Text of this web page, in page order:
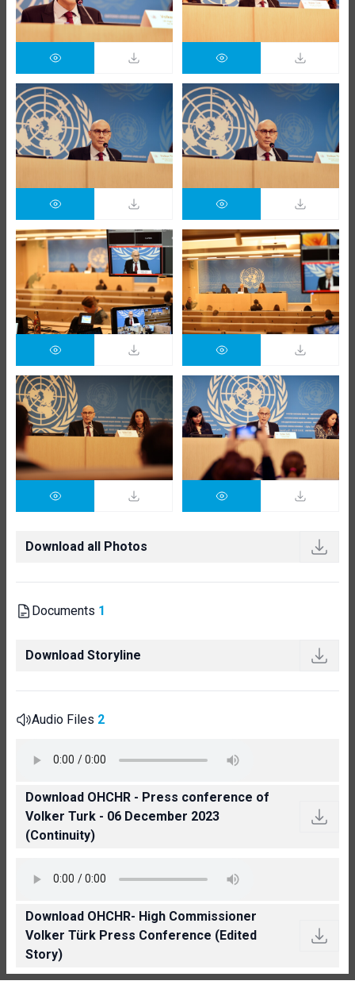
Download all Photos
Documents 1
Download Storyline
Audio Files 2
Download OHCHR - Press conference of
Volker Turk - 06 December 2023
(Continuity)
Download OHCHR- High Commissioner
Volker Türk Press Conference (Edited
Story)